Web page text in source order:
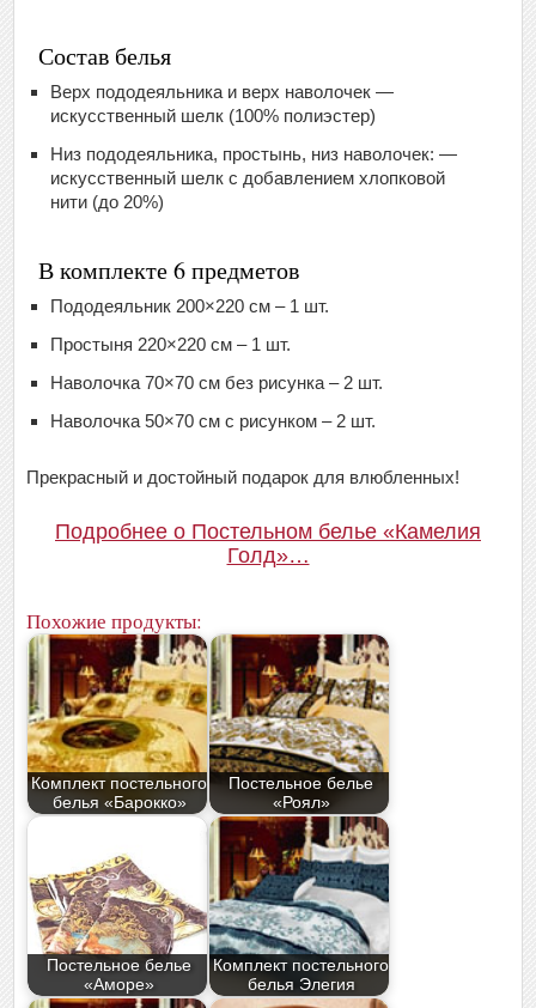
Состав белья
Верх пододеяльника и верх наволочек —
искусственный шелк (100% полиэстер)
Низ пододеяльника, простынь, низ наволочек: —
искусственный шелк с добавлением хлопковой
нити (до 20%)
В комплекте 6 предметов
Пододеяльник 200×220 см – 1 шт.
Простыня 220×220 см – 1 шт.
Наволочка 70×70 см без рисунка – 2 шт.
Наволочка 50×70 см с рисунком – 2 шт.
Прекрасный и достойный подарок для влюбленных!
Подробнее о Постельном белье «Камелия
Голд»…
Похожие продукты:
Комплект постельного
белья «Барокко»
Постельное белье
«Роял»
Постельное белье
«Аморе»
Комплект постельного
белья Элегия